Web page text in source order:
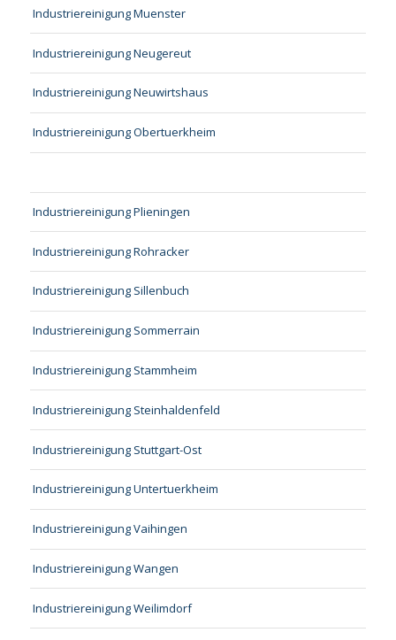
Industriereinigung Muenster
Industriereinigung Neugereut
Industriereinigung Neuwirtshaus
Industriereinigung Obertuerkheim
Industriereinigung Plieningen
Industriereinigung Rohracker
Industriereinigung Sillenbuch
Industriereinigung Sommerrain
Industriereinigung Stammheim
Industriereinigung Steinhaldenfeld
Industriereinigung Stuttgart-Ost
Industriereinigung Untertuerkheim
Industriereinigung Vaihingen
Industriereinigung Wangen
Industriereinigung Weilimdorf